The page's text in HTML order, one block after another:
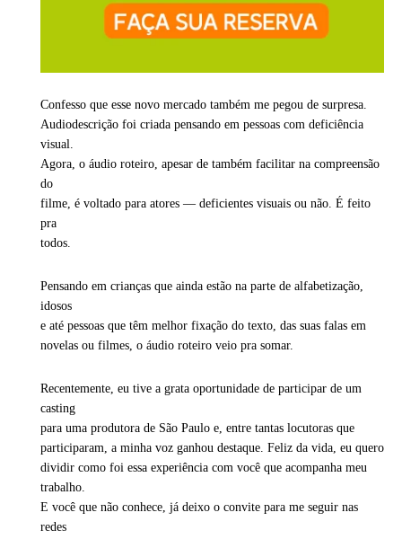
Confesso que esse novo mercado também me pegou de surpresa.
Audiodescrição foi criada pensando em pessoas com deficiência
visual.
Agora, o áudio roteiro, apesar de também facilitar na compreensão
do
filme, é voltado para atores — deficientes visuais ou não. É feito
pra
todos.
Pensando em crianças que ainda estão na parte de alfabetização,
idosos
e até pessoas que têm melhor fixação do texto, das suas falas em
novelas ou filmes, o áudio roteiro veio pra somar.
Recentemente, eu tive a grata oportunidade de participar de um
casting
para uma produtora de São Paulo e, entre tantas locutoras que
participaram, a minha voz ganhou destaque. Feliz da vida, eu quero
dividir como foi essa experiência com você que acompanha meu
trabalho.
E você que não conhece, já deixo o convite para me seguir nas
redes